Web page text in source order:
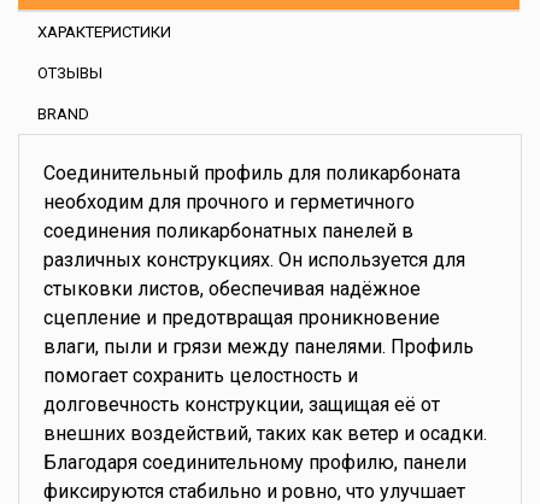
ХАРАКТЕРИСТИКИ
ОТЗЫВЫ
BRAND
Соединительный профиль для поликарбоната
необходим для прочного и герметичного
соединения поликарбонатных панелей в
различных конструкциях. Он используется для
стыковки листов, обеспечивая надёжное
сцепление и предотвращая проникновение
влаги, пыли и грязи между панелями. Профиль
помогает сохранить целостность и
долговечность конструкции, защищая её от
внешних воздействий, таких как ветер и осадки.
Благодаря соединительному профилю, панели
фиксируются стабильно и ровно, что улучшает